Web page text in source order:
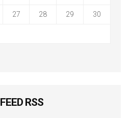
27 28 29 30
FEED RSS